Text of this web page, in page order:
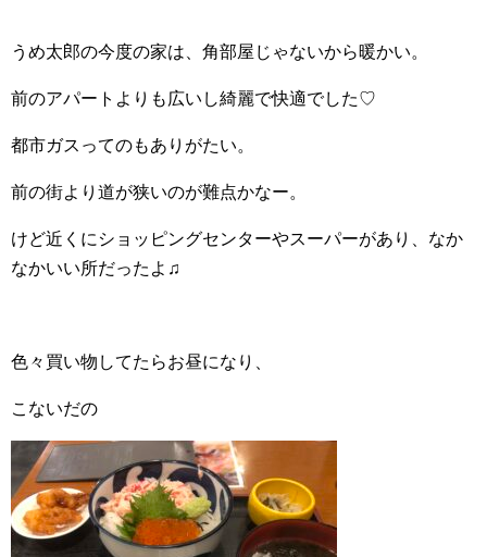
うめ太郎の今度の家は、角部屋じゃないから暖かい。
前のアパートよりも広いし綺麗で快適でした♡
都市ガスってのもありがたい。
前の街より道が狭いのが難点かなー。
けど近くにショッピングセンターやスーパーがあり、なか
なかいい所だったよ♫
色々買い物してたらお昼になり、
こないだの